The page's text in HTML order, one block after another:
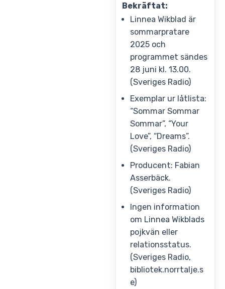
Bekräftat:
Linnea Wikblad är
sommarpratare
2025 och
programmet sändes
28 juni kl. 13.00.
(Sveriges Radio)
Exemplar ur låtlista:
“Sommar Sommar
Sommar”, “Your
Love”, “Dreams”.
(Sveriges Radio)
Producent: Fabian
Asserbäck.
(Sveriges Radio)
Ingen information
om Linnea Wikblads
pojkvän eller
relationsstatus.
(Sveriges Radio,
bibliotek.norrtalje.s
e)